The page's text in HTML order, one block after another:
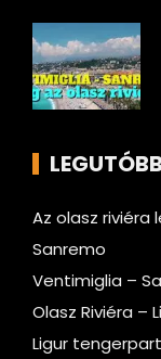
Az olasz riviéra
Sanremo
Ventimiglia –
Olasz Riviéra –
Ligur